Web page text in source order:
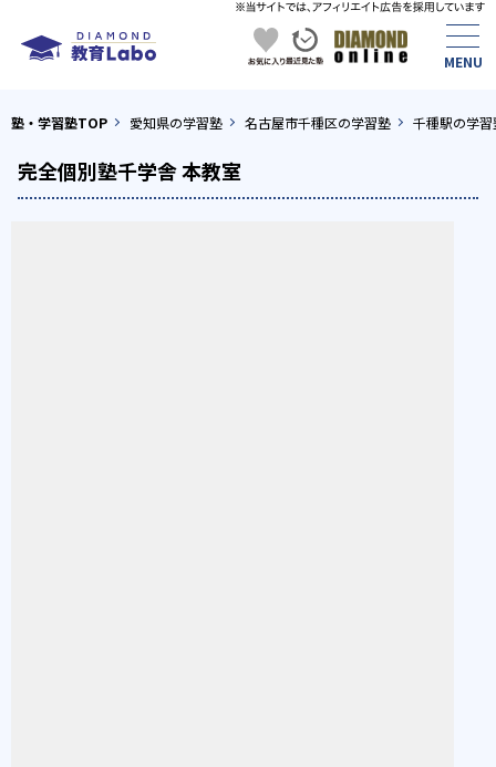
塾・学習塾TOP 愛知県の学習塾 名古屋市千種区の学習塾 千種駅の学習
完全個別塾千学舎 本教室